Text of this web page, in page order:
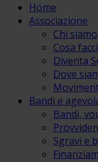
Home
Associazione
Chi siamo
Cosa
Diventa
Dove
Bandi e
Bandi,
Sgravi e